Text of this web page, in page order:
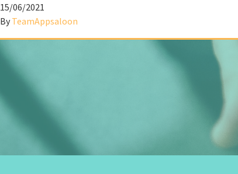
15/06/2021
ByTeamAppsaloon